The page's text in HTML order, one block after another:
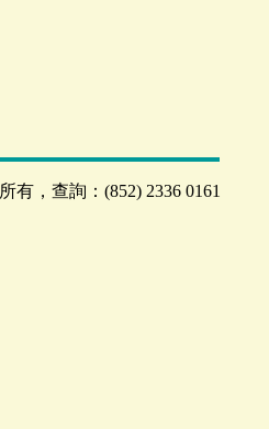
所有，查詢：(852) 2336 0161